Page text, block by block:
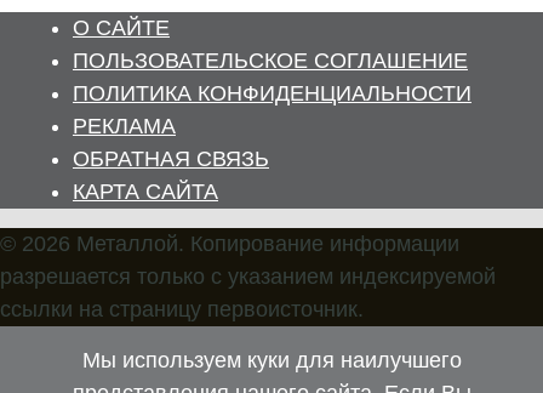
О САЙТЕ
ПОЛЬЗОВАТЕЛЬСКОЕ СОГЛАШЕНИЕ
ПОЛИТИКА КОНФИДЕНЦИАЛЬНОСТИ
РЕКЛАМА
ОБРАТНАЯ СВЯЗЬ
КАРТА САЙТА
© 2026 Металлой. Копирование информации
разрешается только с указанием индексируемой
ссылки на страницу первоисточник.
Мы используем куки для наилучшего